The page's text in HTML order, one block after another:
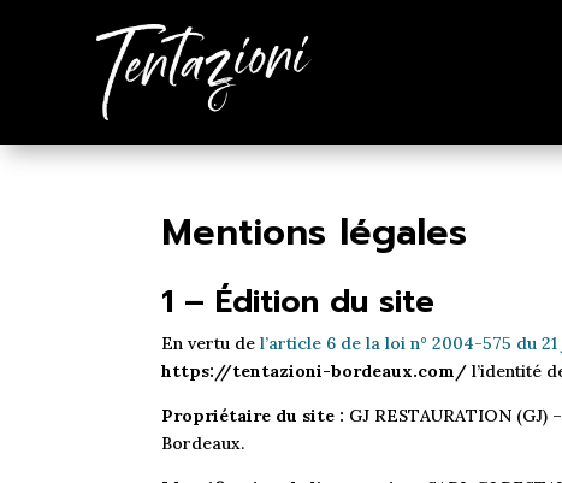
Mentions légales
1 – Édition du site
En vertu del’article 6 de la loi n° 2004-575 du
https://tentazioni-bordeaux.com/ l’identité
Propriétaire du site : GJ RESTAURATION
Bordeaux.